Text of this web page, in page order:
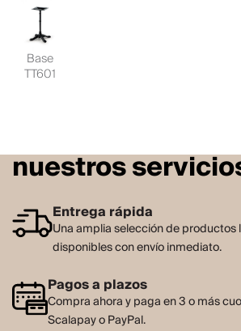
Base
TT601
nuestros
Entrega rápida
Una amplia selección de productos
disponibles con envío inmediato.
Pagos a plazos
Compra ahora y paga en 3 o más
Scalapay o PayPal.